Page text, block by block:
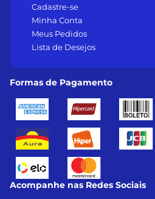
Cadastre-se
Minha Conta
Meus Pedidos
Lista de Desejos
Formas de Pagamento
Acompanhe nas Redes Sociais